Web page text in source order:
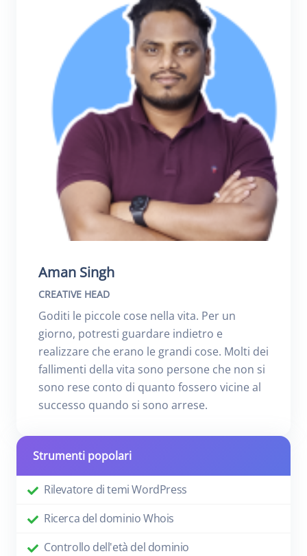
Aman Singh
CREATIVE HEAD
Goditi le piccole cose nella vita. Per un
giorno, potresti guardare indietro e
realizzare che erano le grandi cose. Molti dei
fallimenti della vita sono persone che non si
sono rese conto di quanto fossero vicine al
successo quando si sono arrese.
Strumenti popolari
Rilevatore di temi WordPress
Ricerca del dominio Whois
Controllo dell'età del dominio